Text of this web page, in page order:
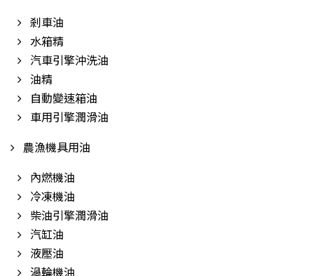
剎車油
水箱精
汽車引擎沖洗油
油精
自動變速箱油
車用引擎潤滑油
農漁機具用油
內燃機油
冷凍機油
柴油引擎潤滑油
汽缸油
液壓油
渦輪機油